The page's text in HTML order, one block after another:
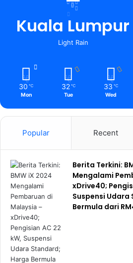
Kuala Lumpur
Light Rain
30 ℃
Mon
32 ℃
Tue
33 ℃
Wed
Popular Recent
Berita Terkini:
Mengalami
xDrive40;
Suspensi
Bermula dari